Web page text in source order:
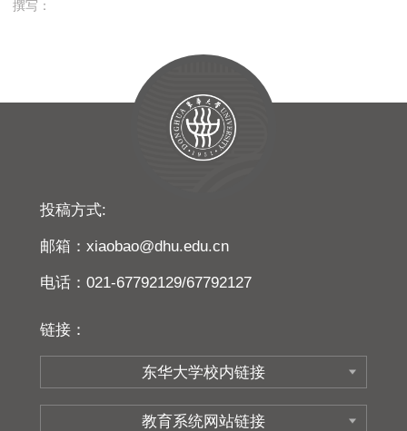
撰写：
投稿方式:
邮箱：xiaobao@dhu.edu.cn
电话：021-67792129/67792127
链接：